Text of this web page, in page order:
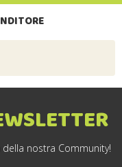
nostra Community!